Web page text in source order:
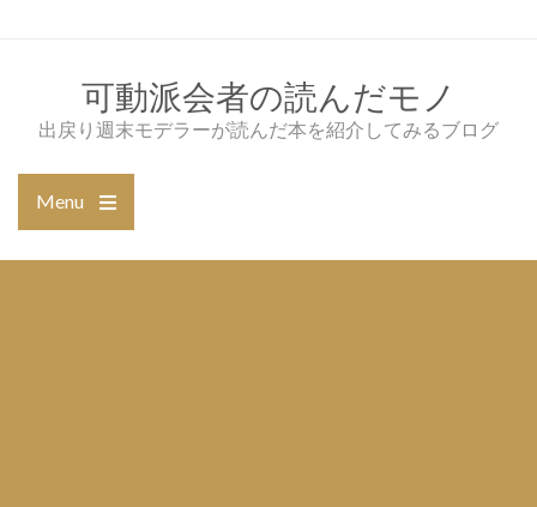
可動派会者の読んだモノ
出戻り週末モデラーが読んだ本を紹介してみるブログ
Menu
main